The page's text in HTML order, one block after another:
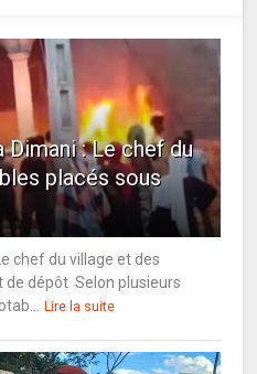
: Le chef du
placés sous
chef du village et des
de dépôt Selon plusieurs
Lire la suite